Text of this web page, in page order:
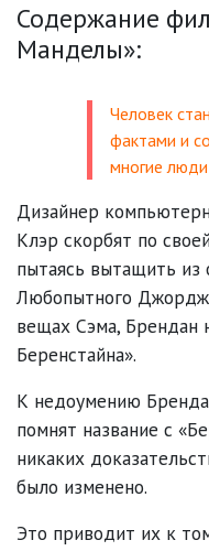
Содержание
Манделы»:
Человек
фактами и
многие
Дизайнер
Клэр скорбят по
пытаясь вытащить из
Любопытного
вещах Сэма, Брендан
Беренстайна».
К недоумению
помнят название с
никаких
было изменено.
Это приводит их к